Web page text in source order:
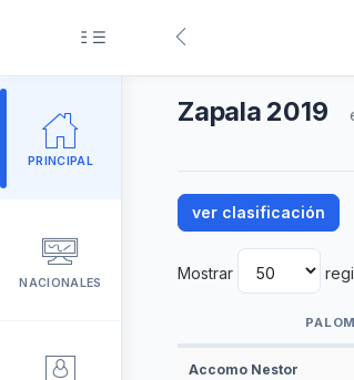
PRINCIPAL
NACIONALES
Zapala 2019
ver clasificación
Mostrar
Accomo Nestor